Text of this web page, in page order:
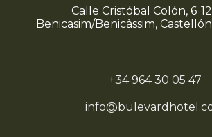
Calle Cristóbal Colón, 6
Benicasim/Benicàssim, Castellón
+34 964 30 05 47